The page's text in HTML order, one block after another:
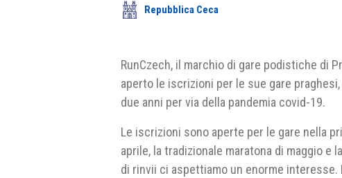
Repubblica Ceca
RunCzech, il marchio di gare podistiche di
aperto le iscrizioni per le sue gare
due anni per via della pandemia covid-19.
Le iscrizioni sono aperte per le gare nella
aprile, la tradizionale maratona di maggio e
di rinvii ci aspettiamo un enorme